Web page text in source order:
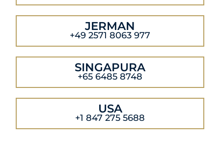
JERMAN
+49 2571 8063 977
SINGAPURA
+65 6485 8748
USA
+1 847 275 5688